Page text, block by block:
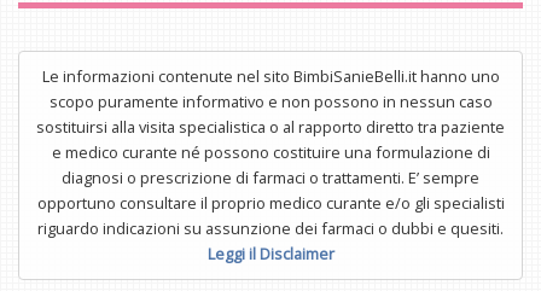
Le informazioni contenute nel sito BimbiSanieBelli.it hanno uno
scopo puramente informativo e non possono in nessun caso
sostituirsi alla visita specialistica o al rapporto diretto tra paziente
e medico curante né possono costituire una formulazione di
diagnosi o prescrizione di farmaci o trattamenti. E’ sempre
opportuno consultare il proprio medico curante e/o gli specialisti
riguardo indicazioni su assunzione dei farmaci o dubbi e quesiti.
Leggi il Disclaimer